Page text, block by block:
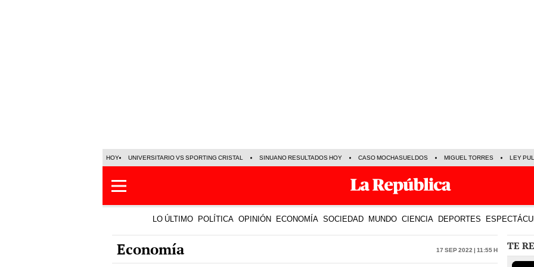
HOY UNIVERSITARIO VS SPORTING CRISTAL SINUANO RESULTADOS HOY CASO MOCHASUELDOS MIGUEL TORRES LEY
LO ÚLTIMO POLÍTICA OPINIÓN ECONOMÍA SOCIEDAD MUNDO CIENCIA DEPORTES
Economía 17 Sep 2022 | 11:55 h TE